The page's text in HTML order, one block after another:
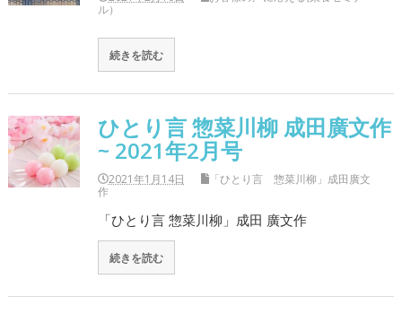
ル）
続きを読む
ひとり言 惣菜川柳 成田廣文作
~ 2021年2月号
2021年1月14日
「ひとり言 惣菜川柳」成田廣文
作
「ひとり言 惣菜川柳」成田 廣文作
続きを読む